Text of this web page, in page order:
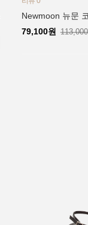
Newmoon 뉴문
79,100원